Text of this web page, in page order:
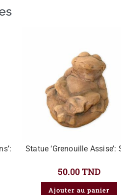
Statue ‘Grenouille Assise’:
50.00TND
Ajouter au panier